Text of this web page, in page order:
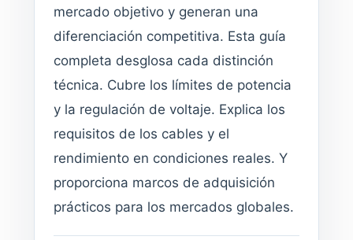
mercado objetivo y generan una
diferenciación competitiva. Esta guía
completa desglosa cada distinción
técnica. Cubre los límites de potencia
y la regulación de voltaje. Explica los
requisitos de los cables y el
rendimiento en condiciones reales. Y
proporciona marcos de adquisición
prácticos para los mercados globales.